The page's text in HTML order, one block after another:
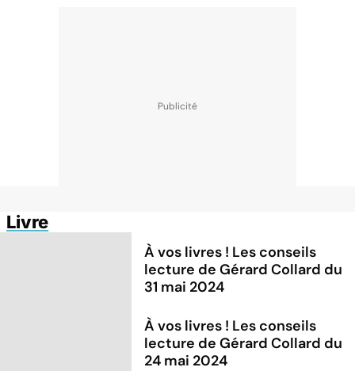
Livre
À vos livres ! Les conseils
lecture de Gérard Collard du
31 mai 2024
À vos livres ! Les conseils
lecture de Gérard Collard du
24 mai 2024